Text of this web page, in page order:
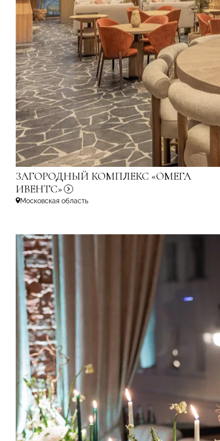
ЗАГОРОДНЫЙ КОМПЛЕКС «ОМЕГА
ИВЕНТС»
Московская область